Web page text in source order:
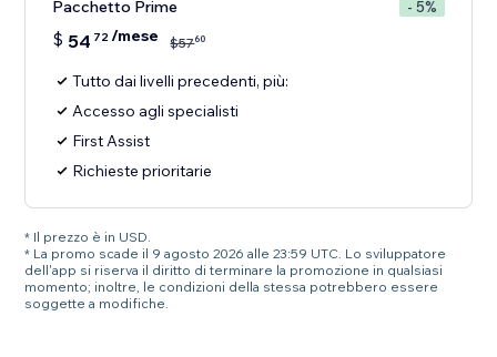
Pacchetto Prime - 5%
$ 54 72/mese $5760
Tutto dai livelli precedenti, più:
Accesso agli specialisti
First Assist
Richieste prioritarie
* Il prezzo è in USD.
* La promo scade il 9 agosto 2026 alle 23:59 UTC. Lo sviluppatore
dell'app si riserva il diritto di terminare la promozione in qualsiasi
momento; inoltre, le condizioni della stessa potrebbero essere
soggette a modifiche.